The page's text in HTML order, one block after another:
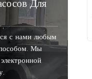
Для
с нами любым
Мы